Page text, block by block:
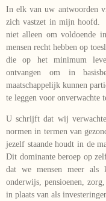
In elk van uw antwoorden
zich vastzet in mijn hoofd.
niet alleen om voldoende
mensen recht hebben op
die op het minimum
ontvangen om in
maatschappelijk kunnen
te leggen voor onverwachte
U schrijft dat wij
normen in termen van
jezelf staande houdt in de
Dit dominante beroep op
dat we mensen meer
onderwijs, pensioenen,
in plaats van als